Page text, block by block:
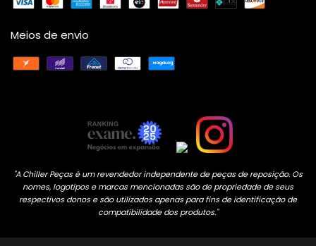
Meios de envio
"A Chiller Peças é um revendedor independente de peças de reposição. Os
nomes, logotipos e marcas mencionadas são de propriedade de seus
respectivos donos e são utilizados apenas para fins de identificação de
compatibilidade dos produtos."